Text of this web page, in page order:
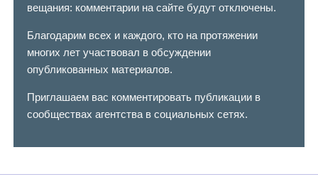
вещания: комментарии на сайте будут отключены.
Благодарим всех и каждого, кто на протяжении
многих лет участвовал в обсуждении
опубликованных материалов.
Приглашаем вас комментировать публикации в
сообществах агентства в социальных сетях.